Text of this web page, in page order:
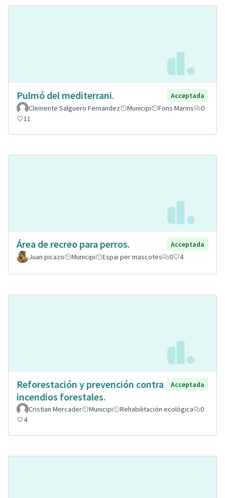
Pulmó del mediterrani.
Acceptada
Clemente Salguero Fernandez
Municipi Fons Marins
0
11
Área de recreo para perros.
Acceptada
Juan picazo
Municipi Espai per mascotes 0 4
Reforestación y prevención contra
incendios forestales.
Acceptada
Cristian Mercader Municipi Rehabilitación ecológica
0
4